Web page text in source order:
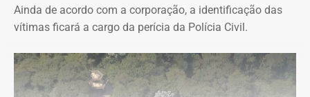
A legislação estabelece que até 40% dos recursos
destinados ao fomento cultural sejam aplicados na
direcionados ao interior e às demais regiões fluminenses.
Também determina a reserva mínima de 1% dos recursos
Ainda de acordo com a corporação, a identificação das
vítimas ficará a cargo da perícia da Polícia Civil.